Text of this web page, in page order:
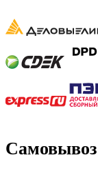
Самовывоз